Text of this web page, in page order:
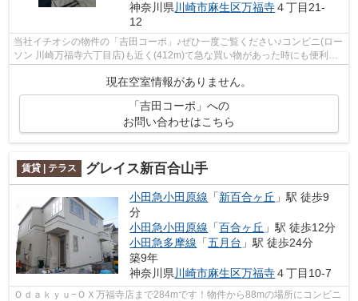
神奈川県 川崎市麻生区万福寺４丁目21-
12
当社イチオシの物件の「吉田コーポ」♪ぜひ一度ご覧ください♪コンビニ(ロー
ソン 川崎万福寺六丁目店)も近く(412m)て急な買い物があった時にも便利で
現在空室情報がありません。
「吉田コーポ」への
お問い合わせはこちら
賃貸 | テラス グレイス新百合山手
小田急小田原線 「新百合ヶ丘 」駅 徒歩9
分
小田急小田原線 「百合ヶ丘 」駅 徒歩12分
小田急多摩線 「五月台 」駅 徒歩24分
築9年
神奈川県 川崎市麻生区万福寺４丁目10-7
Ｏｄａｋｙｕ−ＯＸ万福寺店まで284mです！物件から88mの場所にコンビニ